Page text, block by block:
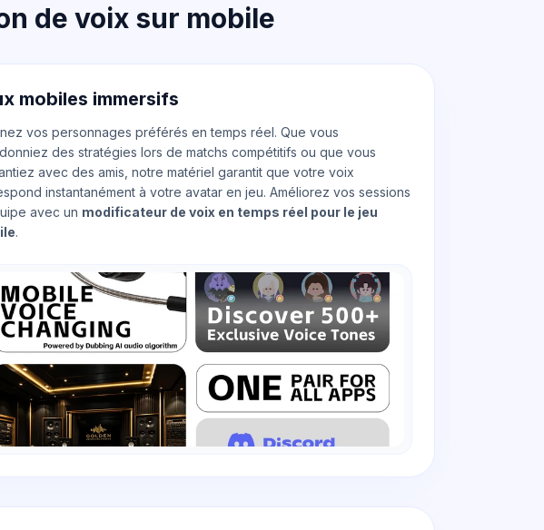
de voix sur mobile
mobiles immersifs
vos personnages préférés en temps réel. Que vous
des stratégies lors de matchs compétitifs ou que vous
avec des amis, notre matériel garantit que votre voix
instantanément à votre avatar en jeu. Améliorez vos sessions
avec un modificateur de voix en temps réel pour le jeu
.